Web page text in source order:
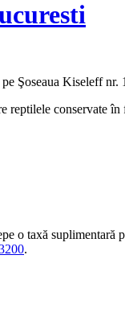
pe Şoseaua Kiseleff nr.
conservate
o taxă
.